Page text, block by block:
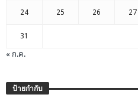
24 25 26 27
31
« ก.ค.
ป้ายกำกับ